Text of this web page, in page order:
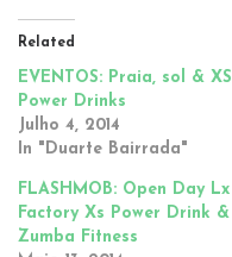
Related
EVENTOS: Praia, sol & XS
Power Drinks
Julho 4, 2014
In "Duarte Bairrada"
FLASHMOB: Open Day Lx
Factory Xs Power Drink &
Zumba Fitness